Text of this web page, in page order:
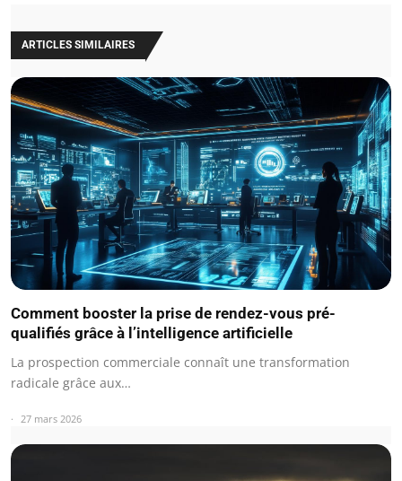
ARTICLES SIMILAIRES
Comment booster la prise de rendez-vous pré-
qualifiés grâce à l’intelligence artificielle
La prospection commerciale connaît une transformation
radicale grâce aux…
27 mars 2026